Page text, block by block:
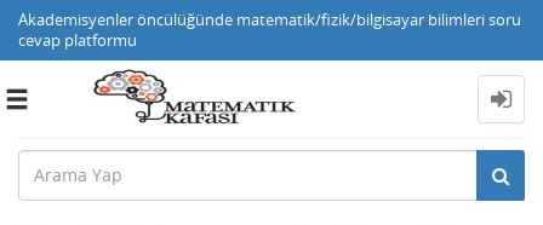
Akademisyenler öncülüğünde matematik/fizik/bilgisayar bilimleri soru
cevap platformu
Toggle